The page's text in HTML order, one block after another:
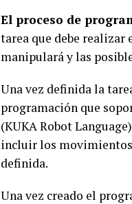
El proceso de
tarea que debe realizar
manipulará y las
Una vez definida la
programación que
(KUKA Robot
incluir los movimientos
definida.
Una vez creado el